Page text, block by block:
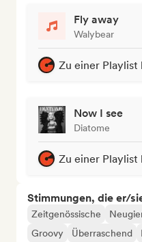
Fly away
Walybear
Zu einer Playlist
Now I see
Diatome
Zu einer Playlist
Stimmungen, die er/
Zeitgenössische
Groovy
Überraschend